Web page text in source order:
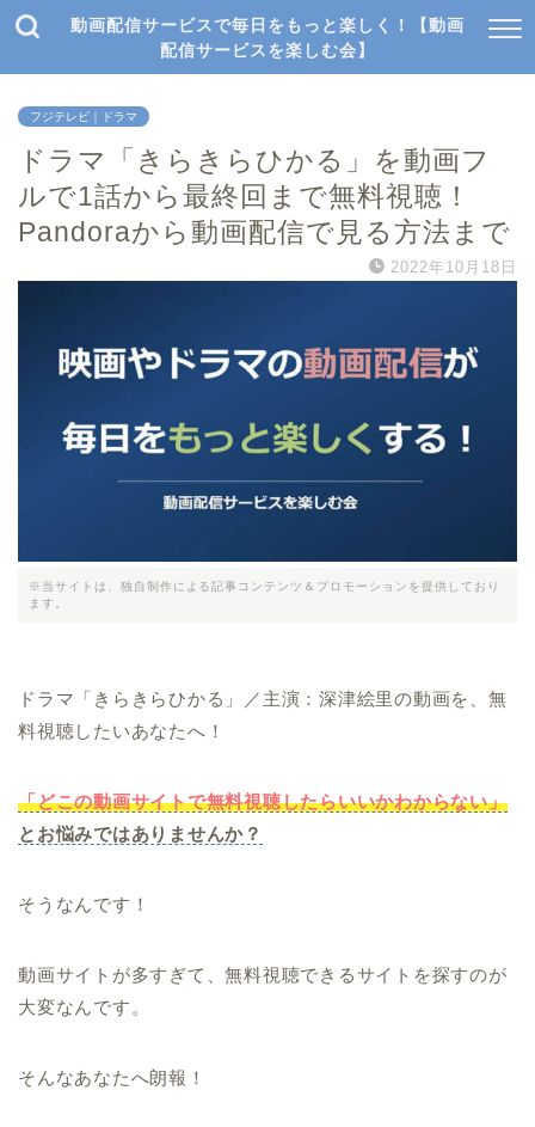
動画配信サービスで毎日をもっと楽しく！【動画
配信サービスを楽しむ会】
フジテレビ｜ドラマ
ドラマ「きらきらひかる」を動画フ
ルで1話から最終回まで無料視聴！
Pandoraから動画配信で見る方法まで
2022年10月18日
※当サイトは、独自制作による記事コンテンツ＆プロモーションを提供しており
ます。
ドラマ「きらきらひかる」／主演：深津絵里の動画を、無
料視聴したいあなたへ！
「どこの動画サイトで無料視聴したらいいかわからない」
とお悩みではありませんか？
そうなんです！
動画サイトが多すぎて、無料視聴できるサイトを探すのが
大変なんです。
そんなあなたへ朗報！